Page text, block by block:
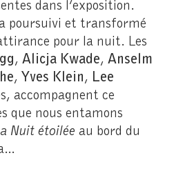
dans l’exposition.
poursuivi et transformé
pour la nuit. Les
,Alicja Kwade,Anselm
,Yves Klein, Lee
accompagnent ce
que nous entamons
Nuit étoilée au bord du